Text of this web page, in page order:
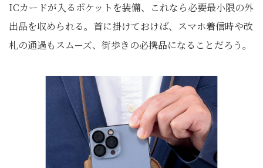
ICカードが入るポケットを装備、これなら必要最小限の外
出品を収められる。首に掛けておけば、スマホ着信時や改
札の通過もスムーズ、街歩きの必携品になることだろう。